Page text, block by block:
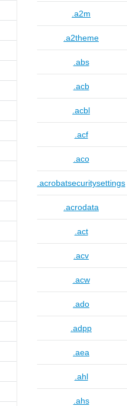
.a2m
.a2theme
.abs
.acb
.acbl
.acf
.aco
.acrobatsecuritysettings
.acrodata
.act
.acv
.acw
.ado
.adpp
.aea
.ahl
.ahs